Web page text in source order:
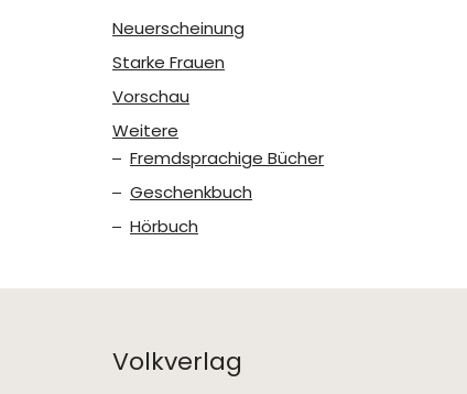
Neuerscheinung
Starke Frauen
Vorschau
Weitere
Fremdsprachige Bücher
Geschenkbuch
Hörbuch
Volkverlag